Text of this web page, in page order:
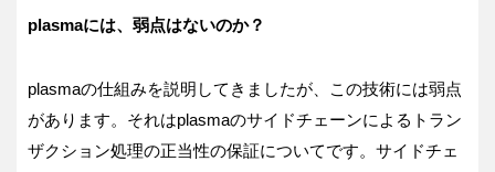
plasmaには、弱点はないのか？
plasmaの仕組みを説明してきましたが、この技術には弱点
があります。それはplasmaのサイドチェーンによるトラン
ザクション処理の正当性の保証についてです。サイドチェ